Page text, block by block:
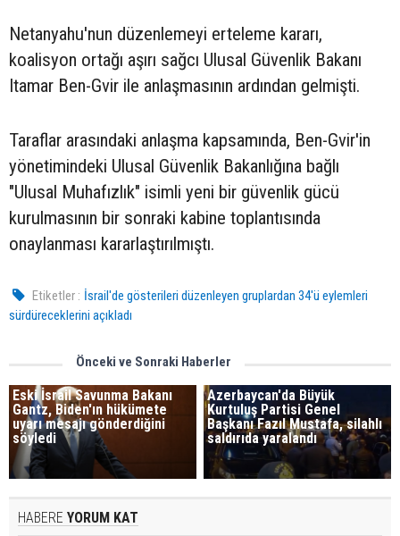
Netanyahu'nun düzenlemeyi erteleme kararı,
koalisyon ortağı aşırı sağcı Ulusal Güvenlik Bakanı
Itamar Ben-Gvir ile anlaşmasının ardından gelmişti.
Taraflar arasındaki anlaşma kapsamında, Ben-Gvir'in
yönetimindeki Ulusal Güvenlik Bakanlığına bağlı
"Ulusal Muhafızlık" isimli yeni bir güvenlik gücü
kurulmasının bir sonraki kabine toplantısında
onaylanması kararlaştırılmıştı.
Etiketler : İsrail'de gösterileri düzenleyen gruplardan 34'ü eylemleri
sürdüreceklerini açıkladı
Önceki ve Sonraki Haberler
Eski İsrail Savunma Bakanı
Gantz, Biden'ın hükümete
uyarı mesajı gönderdiğini
söyledi
Azerbaycan'da Büyük
Kurtuluş Partisi Genel
Başkanı Fazıl Mustafa, silahlı
saldırıda yaralandı
HABERE YORUM KAT